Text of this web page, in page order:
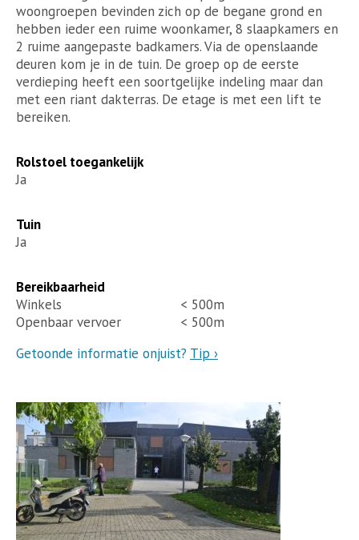
woongroepen bevinden zich op de begane grond en
hebben ieder een ruime woonkamer, 8 slaapkamers en
2 ruime aangepaste badkamers. Via de openslaande
deuren kom je in de tuin. De groep op de eerste
verdieping heeft een soortgelijke indeling maar dan
met een riant dakterras. De etage is met een lift te
bereiken.
Rolstoel toegankelijk
Ja
Tuin
Ja
Bereikbaarheid
Winkels
< 500m
Openbaar vervoer
< 500m
Getoonde informatie onjuist? Tip ›